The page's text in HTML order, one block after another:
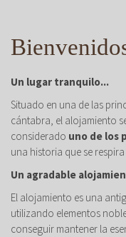
Un lugar tranquilo...
Situado en una de las
cántabra, el alojamiento
considerado uno de los
una historia que se
Un agradable
El alojamiento es una
utilizando elementos
conseguir mantener la